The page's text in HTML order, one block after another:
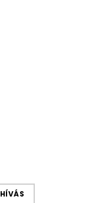
HÍVÁS